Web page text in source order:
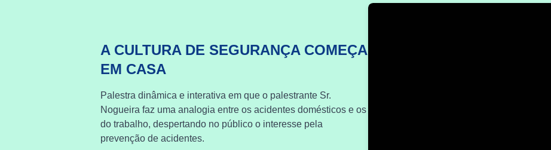
A CULTURA DE SEGURANÇA COMEÇA
EM CASA
Palestra dinâmica e interativa em que o palestrante Sr.
Nogueira faz uma analogia entre os acidentes domésticos e os
do trabalho, despertando no público o interesse pela
prevenção de acidentes.